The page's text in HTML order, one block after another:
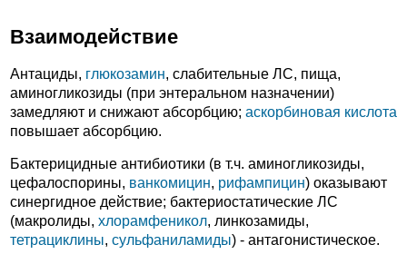
Взаимодействие
Антациды, глюкозамин, слабительные ЛС, пища,
аминогликозиды (при энтеральном назначении)
замедляют и снижают абсорбцию; аскорбиновая кислота
повышает абсорбцию.
Бактерицидные антибиотики (в т.ч. аминогликозиды,
цефалоспорины, ванкомицин, рифампицин) оказывают
синергидное действие; бактериостатические ЛС
(макролиды, хлорамфеникол, линкозамиды,
тетрациклины, сульфаниламиды) - антагонистическое.